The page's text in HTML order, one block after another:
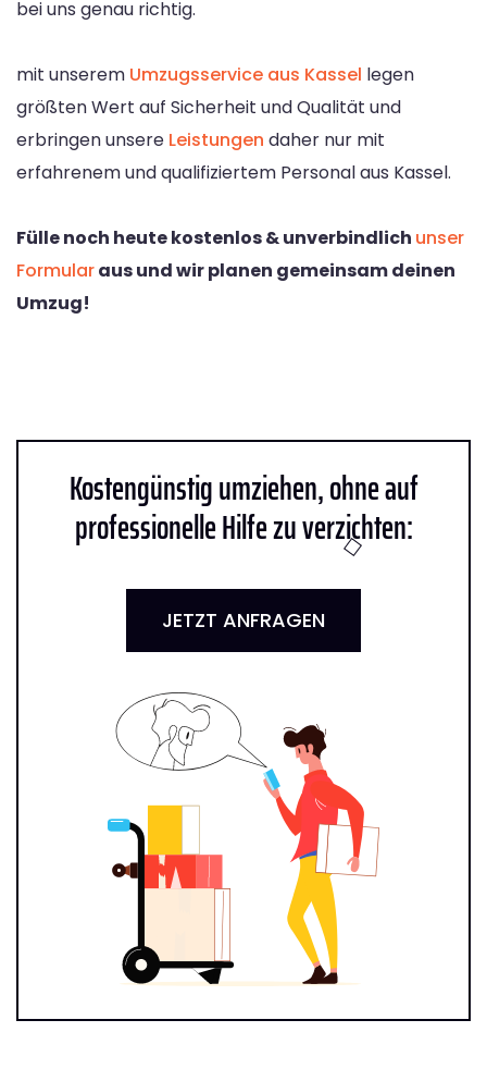
bei uns genau richtig.
mit unserem Umzugsservice aus Kassel legen
größten Wert auf Sicherheit und Qualität und
erbringen unsere Leistungen daher nur mit
erfahrenem und qualifiziertem Personal aus Kassel.
Fülle noch heute kostenlos & unverbindlich unser
Formularaus und wir planen gemeinsam deinen
Umzug!
Kostengünstig umziehen, ohne auf
professionelle Hilfe zu verzichten:
JETZT ANFRAGEN